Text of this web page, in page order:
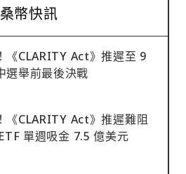
桑幣快訊
《CLARITY Act》推遲至 9
選舉前最後決戰
《CLARITY Act》推遲難阻
單週吸金 7.5 億美元